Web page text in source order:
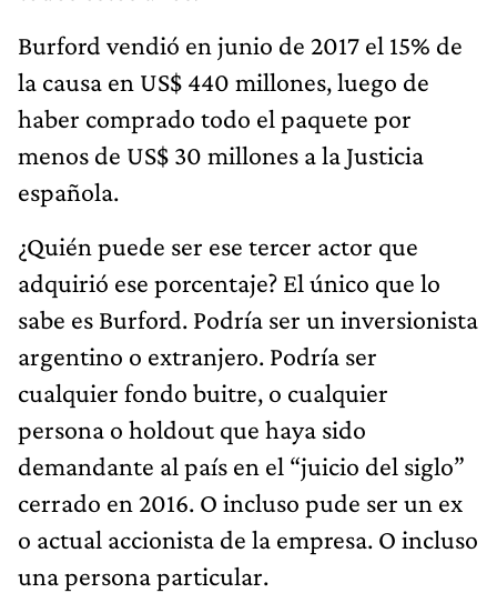
Burford vendió en junio de 2017 el 15% de
la causa en US$ 440 millones, luego de
haber comprado todo el paquete por
menos de US$ 30 millones a la Justicia
española.
¿Quién puede ser ese tercer actor que
adquirió ese porcentaje? El único que lo
sabe es Burford. Podría ser un inversionista
argentino o extranjero. Podría ser
cualquier fondo buitre, o cualquier
persona o holdout que haya sido
demandante al país en el “juicio del siglo”
cerrado en 2016. O incluso pude ser un ex
o actual accionista de la empresa. O incluso
una persona particular.